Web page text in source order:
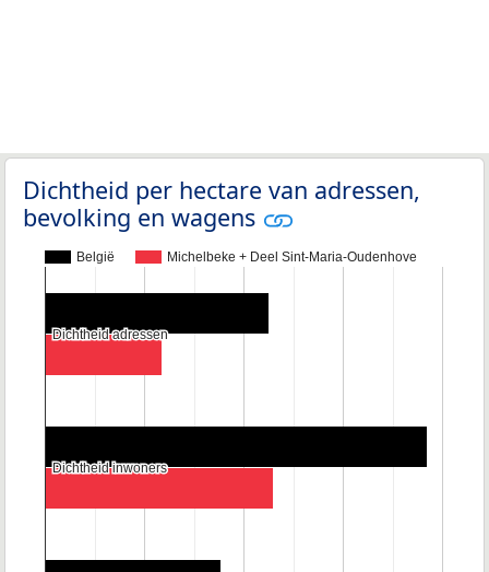
Dichtheid per hectare van adressen,
bevolking en wagens
België Michelbeke + Deel Sint-Maria-Oudenhove
Dichtheid adressen
Dichtheid adressen
Dichtheid inwoners
Dichtheid inwoners